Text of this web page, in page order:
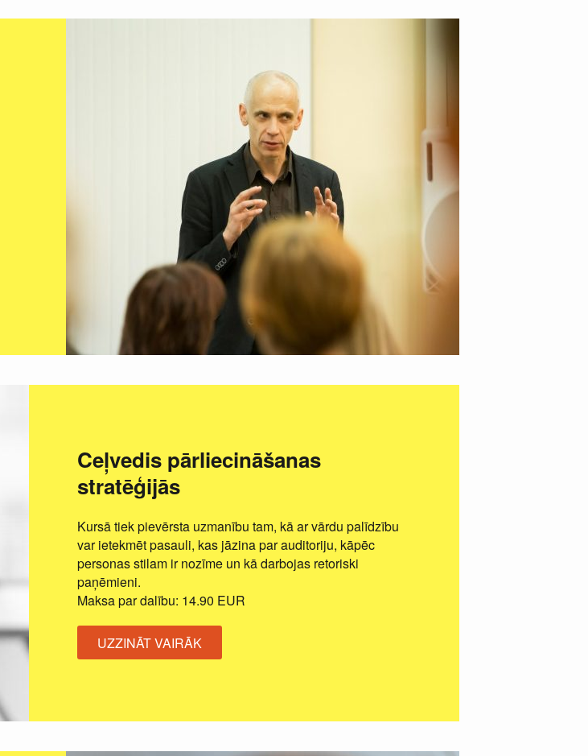
Ceļvedis pārliecināšanas
stratēģijās
Kursā tiek pievērsta uzmanību tam, kā ar vārdu palīdzību
var ietekmēt pasauli, kas jāzina par auditoriju, kāpēc
personas stilam ir nozīme un kā darbojas retoriski
paņēmieni.
Maksa par dalību: 14.90 EUR
UZZINĀT VAIRĀK